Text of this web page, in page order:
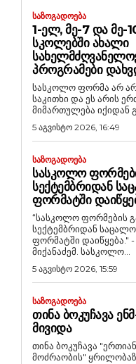
ᲡᲐᲖᲝᲒᲐᲓᲝᲔᲑᲐ
1-ᲔᲚ, ᲛᲔ-7 ᲓᲐ ᲛᲔ-
ᲡᲙᲝᲚᲔᲑᲨᲘ ᲐᲮᲐᲚᲘ
ᲞᲠᲝᲒᲠᲐᲛᲔᲑᲘ
სასკოლო ფორმა არ
საკითხი და ეს არის
მიმართულება იქიდან
5 აგვისტო 2026, 16:49
ᲡᲐᲖᲝᲒᲐᲓᲝᲔᲑᲐ
ᲡᲐᲡᲙᲝᲚᲝ
ᲡᲔᲥᲢᲔᲛᲑᲠᲘᲓᲐᲜ
ᲤᲝᲠᲛᲐᲢᲨᲘ
“სასკოლო ფორმების
სექტემბრიდან
ფორმატში დაიწყება." -
მიქანაძემ. სასკოლო...
5 აგვისტო 2026, 15:59
ᲡᲐᲖᲝᲒᲐᲓᲝᲔᲑᲐ
ᲗᲘᲜᲐ ᲑᲝᲙᲣᲩᲐᲕᲐ
ᲛᲘᲕᲘᲓᲐ
თინა ბოკუჩავა
მოძრაობის"